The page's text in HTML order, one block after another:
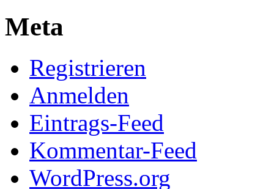
Meta
Registrieren
Anmelden
Eintrags-Feed
Kommentar-Feed
WordPress.org